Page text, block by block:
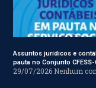
Assuntos jurídicos e
pauta no Conjunto CFESS-
29/07/2026 Nenhum